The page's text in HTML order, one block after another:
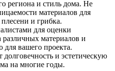
региона и стиль дома. Не
материалов для
и грибка.
для оценки
материалов и
для вашего проекта.
и эстетическую
на многие годы.